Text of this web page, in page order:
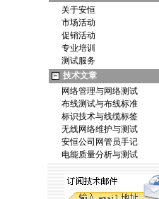
关于安恒
市场活动
促销活动
专业培训
测试服务
技术文章
网络管理与网络测试
布线测试与布线标准
标识技术与线缆标签
无线网络维护与测试
安恒公司网管员手记
电能质量分析与测试